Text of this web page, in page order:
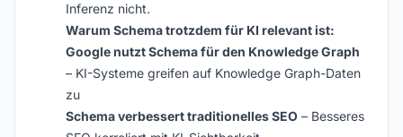
Inferenz nicht.
Warum Schema trotzdem für KI relevant ist:
Google nutzt Schema für den Knowledge Graph
– KI-Systeme greifen auf Knowledge Graph-Daten
zu
Schema verbessert traditionelles SEO – Besseres